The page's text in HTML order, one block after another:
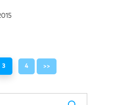
3 4 >>